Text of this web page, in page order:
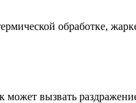
обработке,
вызвать